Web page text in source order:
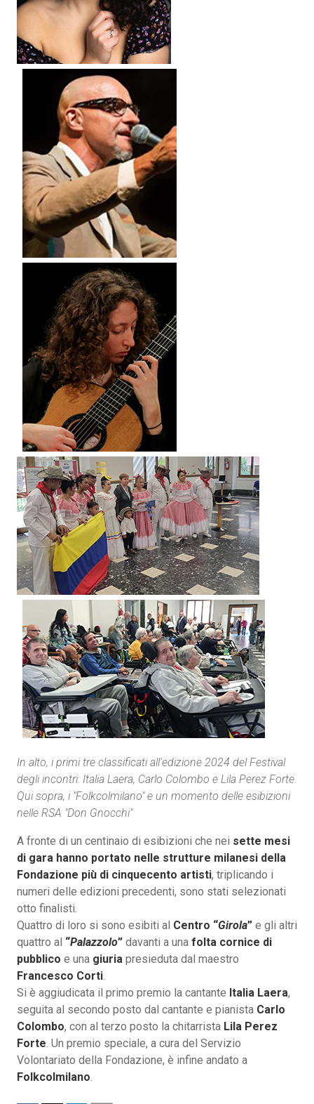
In alto, i primi tre classificati all'edizione 2024 del Festival
degli incontri: Italia Laera, Carlo Colombo e Lila Perez Forte.
Qui sopra, i "Folkcolmilano" e un momento delle esibizioni
nelle RSA "Don Gnocchi"
A fronte di un centinaio di esibizioni che nei sette mesi
di gara hanno portato nelle strutture milanesi della
Fondazione più di cinquecento artisti, triplicando i
numeri delle edizioni precedenti, sono stati selezionati
otto finalisti.
Quattro di loro si sono esibiti al Centro “Girola” e gli altri
quattro al “Palazzolo” davanti a una folta cornice di
pubblico e una giuria presieduta dal maestro
Francesco Corti.
Si è aggiudicata il primo premio la cantante Italia Laera,
seguita al secondo posto dal cantante e pianista Carlo
Colombo, con al terzo posto la chitarrista Lila Perez
Forte. Un premio speciale, a cura del Servizio
Volontariato della Fondazione, è infine andato a
Folkcolmilano.